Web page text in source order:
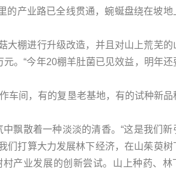
产业路已全线贯通，蜿蜒盘绕在坡地
大棚进行升级改造，并且对山上荒芜的
。“今年20棚羊肚菌已见效益，明年还
间，有的复垦老基地，有的试种新品
飘散着一种淡淡的清香。“这是我们新
们打算大力发展林下经济，在山茱萸树
产业发展的创新尝试。山上种药、林